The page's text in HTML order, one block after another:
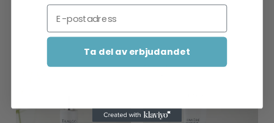
Relaterade produkter
Email
Ta del av erbjudandet